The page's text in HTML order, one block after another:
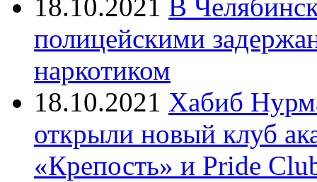
18.10.2021 В
полицейскими
наркотиком
18.10.2021 Хабиб
открыли новый клуб
«Крепость» и Pride